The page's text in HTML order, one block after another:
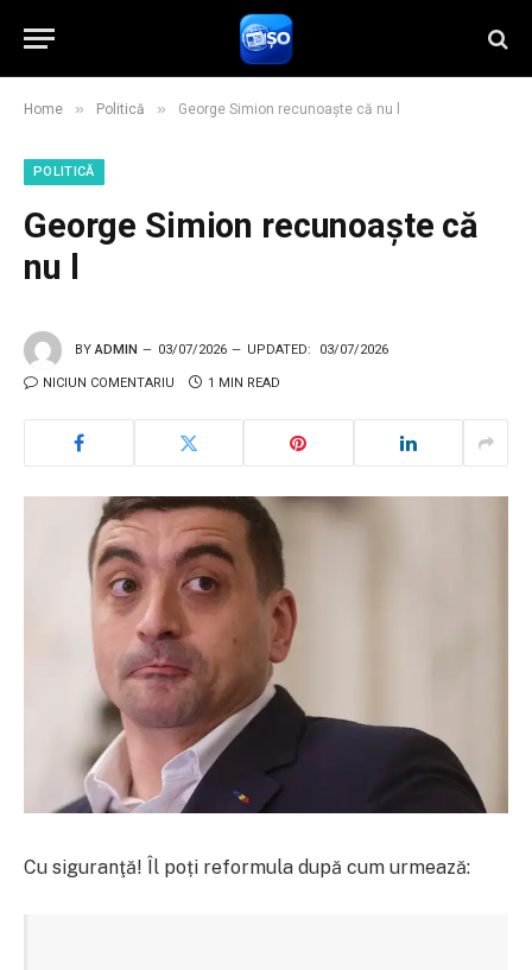
Home » Politică » George Simion recunoaște că nu l
POLITICĂ
George Simion recunoaște că
nu l
BY ADMIN 03/07/2026 UPDATED: 03/07/2026
NICIUN COMENTARIU 1 MIN READ
Cu siguranţă! Îl poți reformula după cum urmează: